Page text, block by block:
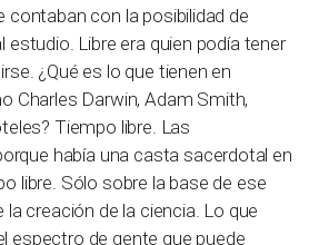
contaban con la posibilidad de
estudio. Libre era quien podía tener
¿Qué es lo que tienen en
Charles Darwin, Adam Smith,
Tiempo libre. Las
había una casta sacerdotal en
libre. Sólo sobre la base de ese
creación de la ciencia. Lo que
espectro de gente que puede